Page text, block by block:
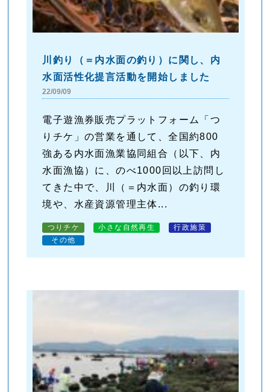
川釣り（＝内水面の釣り）に関し、内
水面活性化提言活動を開始しました
22/09/09
電子遊漁券販売プラットフォーム「つ
りチケ」の営業を通して、全国約800
強ある内水面漁業協同組合（以下、内
水面漁協）に、のべ1000回以上訪問し
てきた中で、川（＝内水面）の釣り環
境や、水産資源管理主体...
つりチケ 小さな自然再生
行政施策
その他